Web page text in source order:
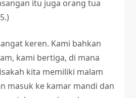
itu juga orang tua
keren. Kami bahkan
kami bertiga, di mana
kita memiliki malam
masuk ke kamar mandi dan